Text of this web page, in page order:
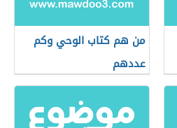
من هم كتاب الوحي وكم
عددهم